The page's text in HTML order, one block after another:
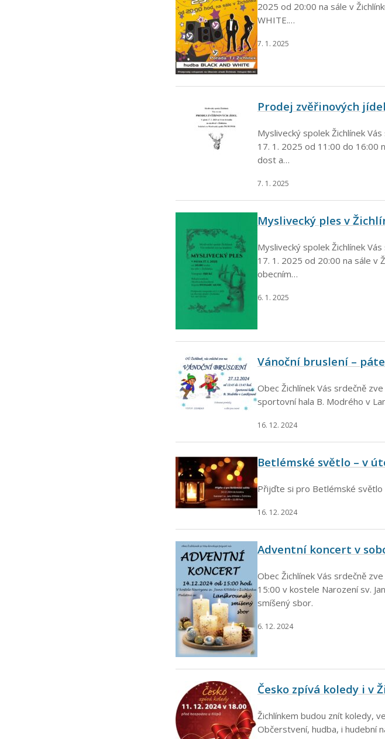
2025 od 20:00 na sále v
WHITE.…
7. 1. 2025
Prodej zvěřinových
Myslivecký spolek Žichlínek
17. 1. 2025 od 11:00 do 16:00
dost a…
7. 1. 2025
Myslivecký ples v
Myslivecký spolek Žichlínek
17. 1. 2025 od 20:00 na sále v
obecním…
6. 1. 2025
Vánoční bruslení –
Obec Žichlínek Vás srdečně
sportovní hala B. Modrého v
16. 12. 2024
Betlémské světlo – v
Přijďte si pro Betlémské světlo
16. 12. 2024
Adventní koncert v
Obec Žichlínek Vás srdečně
15:00 v kostele Narození sv.
smíšený sbor.
6. 12. 2024
Česko zpívá koledy i v
Žichlínkem budou znít koledy,
Občerstvení, hudba, i hudební